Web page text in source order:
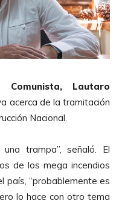
Lautaro
acerca de la tramitación
Nacional.
trampa”, señaló. El
de los mega incendios
país, “probablemente es
lo hace con otro tema